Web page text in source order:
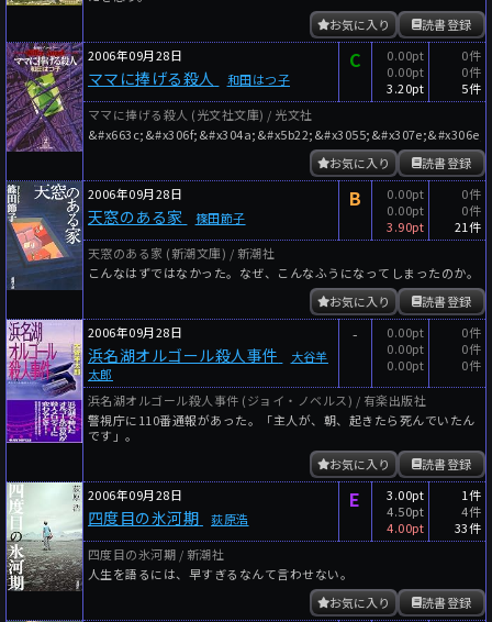
読書登録
お気に入り
2006年09月28日
ママに捧げる殺人 和田はつ子
C
0.00pt
0.00pt
3.20pt
0件
0件
5件
ママに捧げる殺人 (光文社文庫) / 光文社
読書登録
お気に入り
2006年09月28日
天窓のある家 篠田節子
B
0.00pt
0.00pt
3.90pt
0件
0件
21件
天窓のある家 (新潮文庫) / 新潮社
こんなはずではなかった。なぜ、こんなふうになってしまったのか。
読書登録
お気に入り
2006年09月28日
浜名湖オルゴール殺人事件
大谷羊
太郎
-
0.00pt
0.00pt
0.00pt
0件
0件
0件
浜名湖オルゴール殺人事件 (ジョイ・ノベルス) / 有楽出版社
警視庁に110番通報があった。「主人が、朝、起きたら死んでいたん
です」。
読書登録
お気に入り
2006年09月28日
四度目の氷河期 荻原浩
E
3.00pt
4.50pt
4.00pt
1件
4件
33件
四度目の氷河期 / 新潮社
人生を語るには、早すぎるなんて言わせない。
読書登録
お気に入り